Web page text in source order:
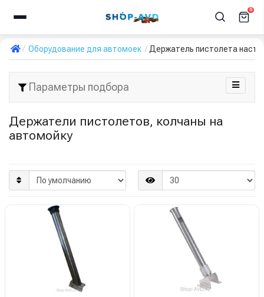
0
Оборудование для автомоек Держатель пистолета
Параметры подбора
Держатели пистолетов, колчаны на
автомойку